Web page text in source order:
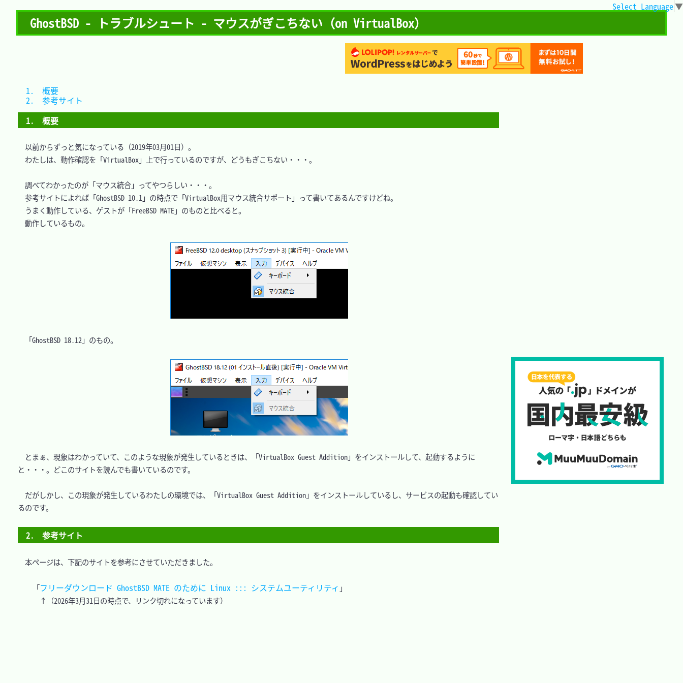
GhostBSD - トラブルシュート - マウスがぎこちない（on VirtualBox）
Select Language▼
1.　概要
以前からずっと気になっている（2019年03月01日）。
わたしは、動作確認を「VirtualBox」上で行っているのですが、どうもぎこちない・・・。
調べてわかったのが「マウス統合」ってやつらしい・・・。
参考サイトによれば「GhostBSD 10.1」の時点で「VirtualBox用マウス統合サポート」って書いてあるんですけどね。
うまく動作している、ゲストが「FreeBSD MATE」のものと比べると。
動作しているもの。
「GhostBSD 18.12」のもの。
とまぁ、現象はわかっていて、このような現象が発生しているときは、「VirtualBox Guest Addition」をインストールして、起動するように
と・・・。どこのサイトを読んでも書いているのです。
だがしかし、この現象が発生しているわたしの環境では、「VirtualBox Guest Addition」をインストールしているし、サービスの起動も確認してい
るのです。
2.　参考サイト
本ページは、下記のサイトを参考にさせていただきました。
「フリーダウンロード GhostBSD MATE のために Linux ::: システムユーティリティ 」